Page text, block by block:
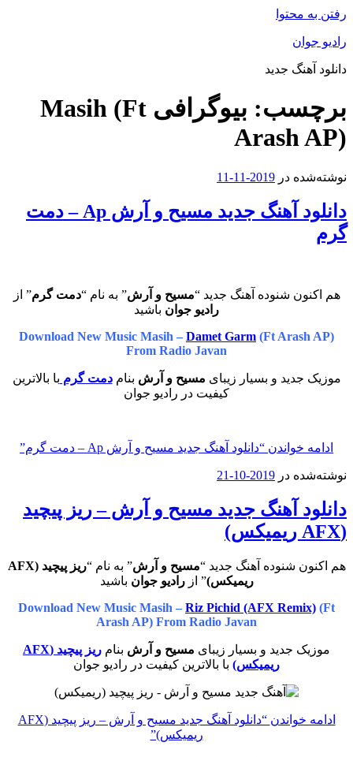
رفتن به محتوا
رادیو جوان
دانلود آهنگ جدید
برچسب:
بیوگرافی Masih (Ft
Arash AP)
نوشته‌شده در 2019-11-11
دانلود آهنگ جدید مسیح و آرش Ap – دمت
گرم
هم اکنون شنوده آهنگ جدید “مسیح و آرش” به نام “دمت گرم” از
رادیو جوان باشید
Download New Music Masih – Damet Garm (Ft Arash AP)
From Radio Javan
موزیک جدید و بسیار زیبای مسیح و آرش بنامدمت گرم با بالاترین
کیفیت در رادیو جوان
ادامه خواندن “دانلود آهنگ جدید مسیح و آرش Ap – دمت گرم”
نوشته‌شده در 2019-10-21
دانلود آهنگ جدید مسیح و آرش – ریز پیچید
(AFX ریمیکس)
هم اکنون شنوده آهنگ جدید “مسیح و آرش” به نام “
ریز پیچید (AFX
ریمیکس)” ازرادیو جوان باشید
Download New Music Masih – Riz Pichid (AFX Remix) (Ft
Arash AP) From Radio Javan
موزیک جدید و بسیار زیبای مسیح و آرش بنام ریز پیچید
(AFX
ریمیکس) با بالاترین کیفیت در رادیو جوان
ادامه خواندن
“دانلود آهنگ جدید مسیح و آرش – ریز پیچید (AFX
ریمیکس)”